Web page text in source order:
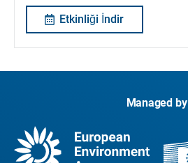
Etkinliği İndir
Managed by